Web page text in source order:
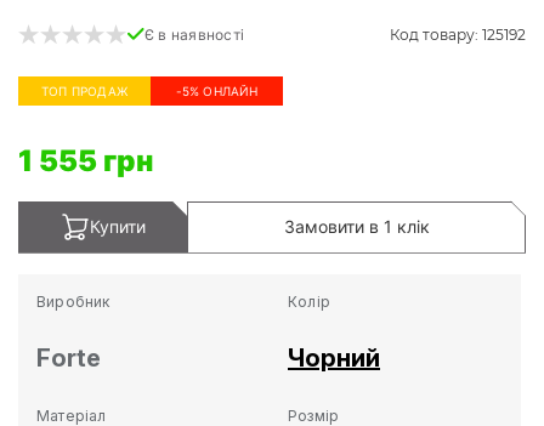
Є в наявності Код товару: 125192
ТОП ПРОДАЖ -5% ОНЛАЙН
1 555 грн
Купити Замовити в 1 клік
Виробник
Forte
Колір
Чорний
Матеріал Розмір